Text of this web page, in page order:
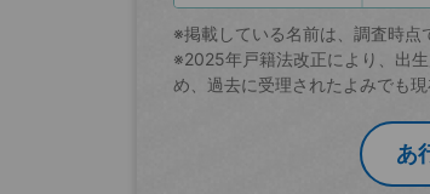
※掲載している名前は、調査時点
※2025年戸籍法改正により、出
め、過去に受理されたよみでも
あ